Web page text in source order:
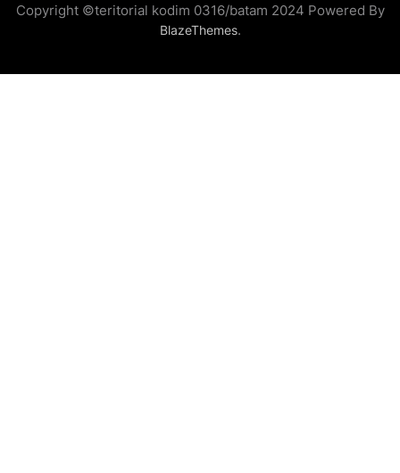
Copyright ©teritorial kodim 0316/batam 2024 Powered By
BlazeThemes.